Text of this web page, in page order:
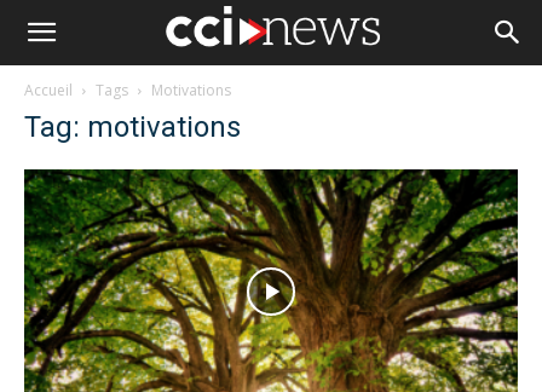
Accueil Tags Motivations
Tag: motivations